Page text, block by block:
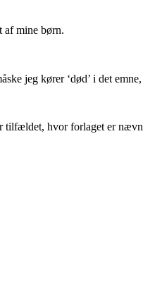
af mine børn.
jeg kører ‘død’ i det
tilfældet, hvor forlaget er